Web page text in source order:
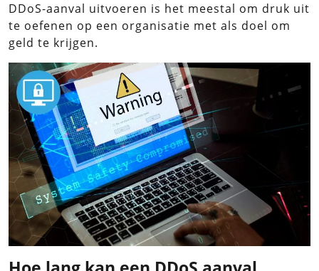
DDoS-aanval uitvoeren is het meestal om druk uit
te oefenen op een organisatie met als doel om
geld te krijgen.